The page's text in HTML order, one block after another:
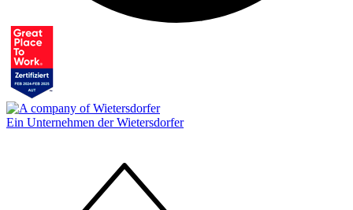
Ein Unternehmen der Wietersdorfer